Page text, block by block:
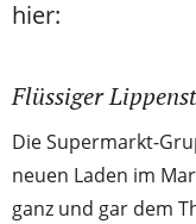
hier:
Flüssiger
Die Supermarkt-
neuen Laden im
ganz und gar dem